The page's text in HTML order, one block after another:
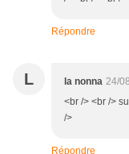
Répondre
L la nonna 24/
<br /> <br />
/>
Répondre